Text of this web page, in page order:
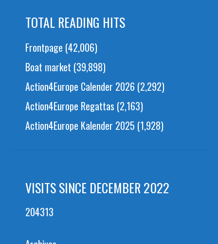
TOTAL READING HITS
Frontpage (42,006)
Boat market (39,898)
Action4Europe Calender 2026 (2,292)
Action4Europe Regattas (2,163)
Action4Europe Kalender 2025 (1,928)
VISITS SINCE DECEMBER 2022
204313